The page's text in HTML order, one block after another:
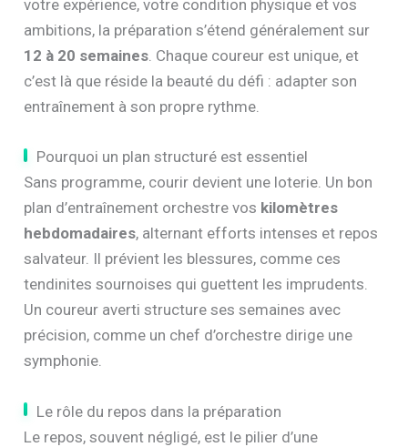
votre expérience, votre condition physique et vos
ambitions, la préparation s’étend généralement sur
12 à 20 semaines. Chaque coureur est unique, et
c’est là que réside la beauté du défi : adapter son
entraînement à son propre rythme.
Pourquoi un plan structuré est essentiel
Sans programme, courir devient une loterie. Un bon
plan d’entraînement orchestre vos kilomètres
hebdomadaires, alternant efforts intenses et repos
salvateur. Il prévient les blessures, comme ces
tendinites sournoises qui guettent les imprudents.
Un coureur averti structure ses semaines avec
précision, comme un chef d’orchestre dirige une
symphonie.
Le rôle du repos dans la préparation
Le repos, souvent négligé, est le pilier d’une